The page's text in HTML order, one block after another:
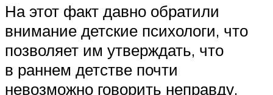
На этот факт давно обратили
внимание детские психологи, что
позволяет им утверждать, что
в раннем детстве почти
невозможно говорить неправду.